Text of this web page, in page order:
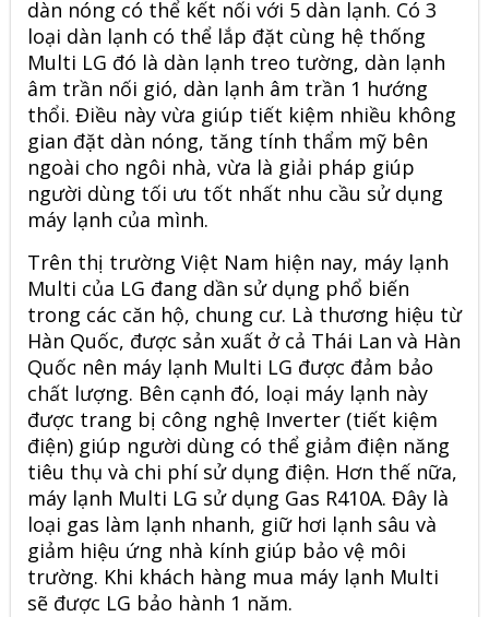
dàn nóng có thể kết nối với 5 dàn lạnh. Có 3
loại dàn lạnh có thể lắp đặt cùng hệ thống
Multi LG đó là dàn lạnh treo tường, dàn lạnh
âm trần nối gió, dàn lạnh âm trần 1 hướng
thổi. Điều này vừa giúp tiết kiệm nhiều không
gian đặt dàn nóng, tăng tính thẩm mỹ bên
ngoài cho ngôi nhà, vừa là giải pháp giúp
người dùng tối ưu tốt nhất nhu cầu sử dụng
máy lạnh của mình.
Trên thị trường Việt Nam hiện nay, máy lạnh
Multi của LG đang dần sử dụng phổ biến
trong các căn hộ, chung cư. Là thương hiệu từ
Hàn Quốc, được sản xuất ở cả Thái Lan và Hàn
Quốc nên máy lạnh Multi LG được đảm bảo
chất lượng. Bên cạnh đó, loại máy lạnh này
được trang bị công nghệ Inverter (tiết kiệm
điện) giúp người dùng có thể giảm điện năng
tiêu thụ và chi phí sử dụng điện. Hơn thế nữa,
máy lạnh Multi LG sử dụng Gas R410A. Đây là
loại gas làm lạnh nhanh, giữ hơi lạnh sâu và
giảm hiệu ứng nhà kính giúp bảo vệ môi
trường. Khi khách hàng mua máy lạnh Multi
sẽ được LG bảo hành 1 năm.